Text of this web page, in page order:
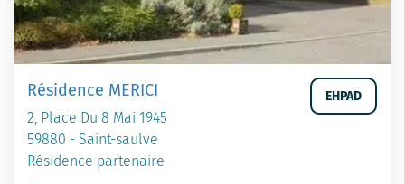
Résidence MERICI
2, Place Du 8 Mai 1945
59880 - Saint-saulve
Résidence partenaire
EHPAD